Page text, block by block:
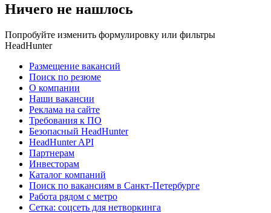
Ничего не нашлось
Попробуйте изменить формулировку или фильтры
HeadHunter
Размещение вакансий
Поиск по резюме
О компании
Наши вакансии
Реклама на сайте
Требования к ПО
Безопасный HeadHunter
HeadHunter API
Партнерам
Инвесторам
Каталог компаний
Поиск по вакансиям в Санкт-Петербурге
Работа рядом с метро
Сетка: соцсеть для нетворкинга